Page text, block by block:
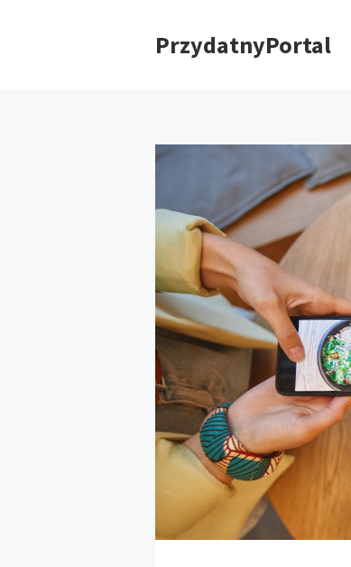
PrzydatnyPortal